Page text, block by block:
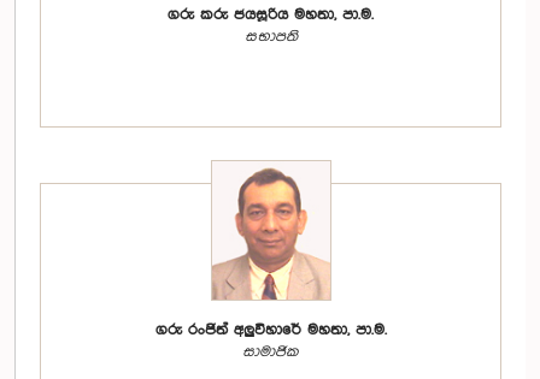
ගරු කරු ජයසූරිය මහතා, පා.ම.
සභාපති
ගරු රංජිත් අලුවිහාරේ මහතා, පා.ම.
සාමාජික